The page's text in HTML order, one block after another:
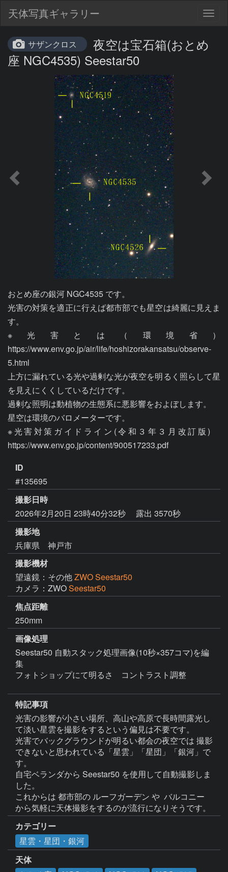
天体写真ギャラリー
サザンクロス
夜空は宝石箱(おとめ
座 NGC4535) Seestar50
おとめ座の銀河 NGC4535 です。
光害の対策を適正に行えば都市部でも星空は綺麗に見えま
す。
※光害とは（環境省）
https://www.env.go.jp/air/life/hoshizorakansatsu/observe-
5.html
上方に漏れている光や過剰な光が夜空を明るく照らして星
を見えにくくしているだけです。
過剰な照明は動植物の生態系に悪影響をおよぼします。
星空は環境のバロメーターです。
※光害対策ガイドライン(令和３年３月改訂版)
ID
#135695
撮影日時
2026年2月20日 23時40分32秒
露出 3570秒
撮影地
兵庫県 神戸市
撮影機材
望遠鏡：その他ZWO Seestar50
カメラ：ZWOSeestar50
焦点距離
250mm
画像処理
Seestar50 自動スタック処理画像(10秒×357コマ)を編
集
フォトショップにて明るさ　コントラスト調整
特記事項
光害の影響が小さい場所、高山や高原で長時間露光し
て淡い星雲を撮影をするという偏見は不要です。
光害でバックグラウンドが明るい都会の夜空では 撮影
できないと思われている「星雲」「星団」「銀河」で
す。
自宅ベランダから Seestar50 を使用して自動撮影しま
した。
これからは 都市部の ルーフガーデン や  バルコニー
カテゴリー
星雲・星団・銀河
天体